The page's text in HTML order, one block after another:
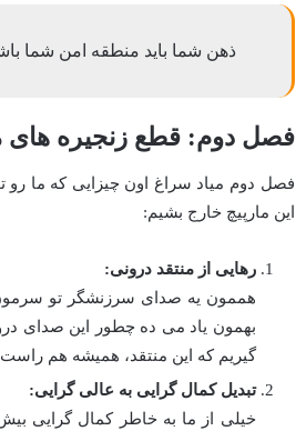
ذهن شما باید منطقه امن شما
فصل دوم: قطع زنجیره های
فصل دوم میاد سراغ اون چیزایی که ما رو
این مارپیچ خارج بشیم:
رهایی از منتقد درونی:
هممون یه صدای سرزنشگر تو سرمون
بهمون یاد می ده چطور این صدای
گیریم که این منتقد، همیشه هم
تبدیل کمال گرایی به عالی گرایی:
خیلی از ما به خاطر کمال گرایی